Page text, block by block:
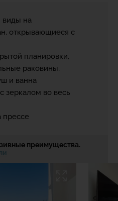
виды на
открывающиеся с
планировки,
раковины,
и ванна
зеркалом во весь
прессе
преимущества.